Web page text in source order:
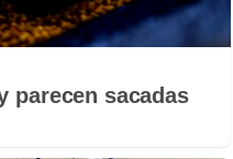
parecen sacadas